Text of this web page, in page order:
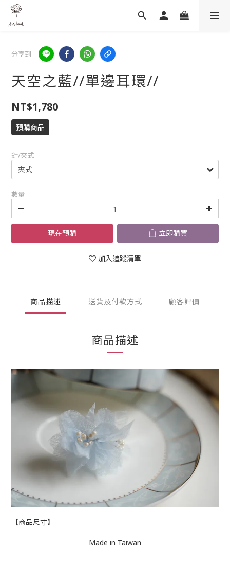
分享到
天空之藍//單邊耳環//
NT$1,780
預購商品
針/夾式
數量
現在預購 立即購買
加入追蹤清單
商品描述 送貨及付款方式 顧客評價
商品描述
【商品尺寸】
Made in Taiwan